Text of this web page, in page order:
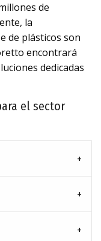
de
la
de plásticos son
encontrará
dedicadas
el sector